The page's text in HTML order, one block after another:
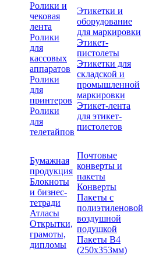
Ролики и
чековая
лента
Ролики
для
кассовых
аппаратов
Ролики
для
принтеров
Ролики
для
телетайпов
Этикетки и
оборудование
для маркировки
Этикет-
пистолеты
Этикетки для
складской и
промышленной
маркировки
Этикет-лента
для этикет-
пистолетов
Бумажная
продукция
Блокноты
и бизнес-
тетради
Атласы
Открытки,
грамоты,
дипломы
Почтовые
конверты и
пакеты
Конверты
Пакеты с
полиэтиленовой
воздушной
подушкой
Пакеты В4
(250х353мм)